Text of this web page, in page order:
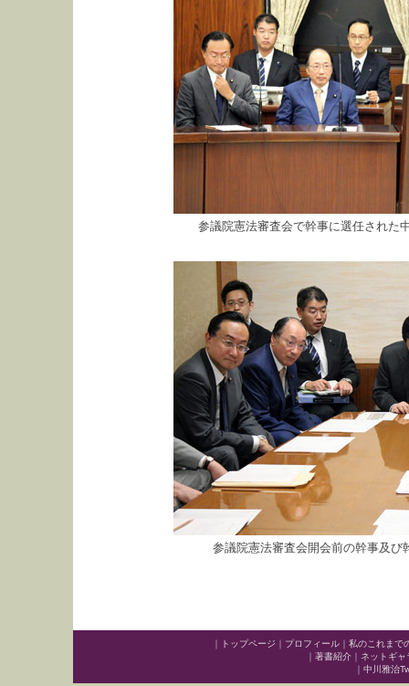
参議院憲法審査会で幹事に選任された
参議院憲法審査会開会前の幹事及び
｜ トップページ ｜ プロフィール ｜ 私のこれまで
｜ 著書紹介 ｜ ネットギャ
｜ 中川雅治